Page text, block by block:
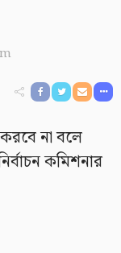
না বলে
কমিশনার